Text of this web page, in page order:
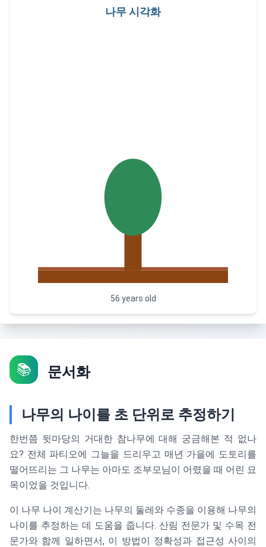
나무 시각화
56 years old
📚 문서화
나무의 나이를 초 단위로 추정하기
한번쯤 뒷마당의 거대한 참나무에 대해 궁금해본 적 없나
요? 전체 파티오에 그늘을 드리우고 매년 가을에 도토리를
떨어뜨리는 그 나무는 아마도 조부모님이 어렸을 때 어린 묘
목이었을 것입니다.
이 나무 나이 계산기는 나무의 둘레와 수종을 이용해 나무의
나이를 추정하는 데 도움을 줍니다. 산림 전문가 및 수목 전
문가와 함께 일하면서, 이 방법이 정확성과 접근성 사이의